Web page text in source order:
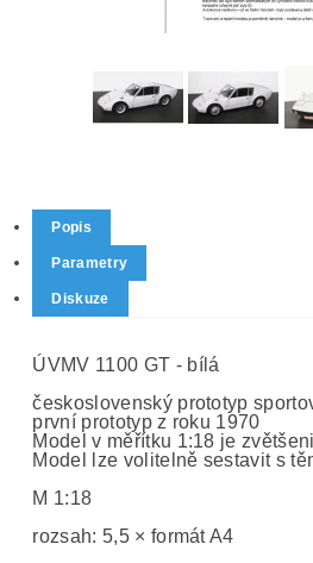
Popis
Parametry
Diskuze
ÚVMV 1100 GT - bílá
československý prototyp
první prototyp z roku 1970
Model v měřítku 1:18 je
Model lze volitelně sestavit s
M 1:18
rozsah: 5,5 × formát A4